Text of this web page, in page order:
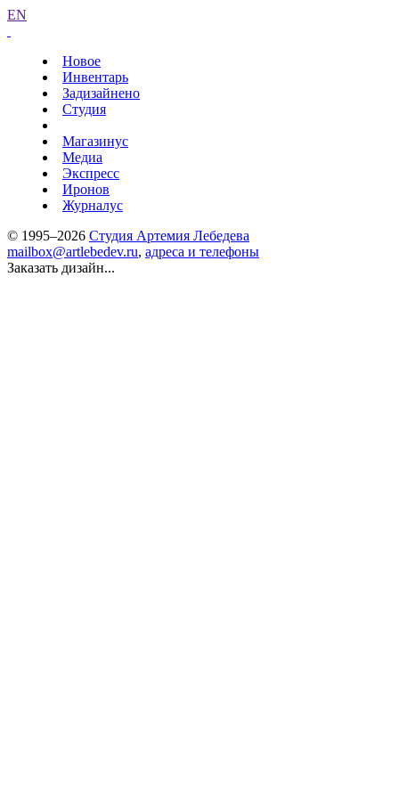
EN
Новое
Инвентарь
Задизайнено
Студия
Магазинус
Медиа
Экспресс
Иронов
Журналус
© 1995–2026 Студия Артемия Лебедева
mailbox@artlebedev.ru, адреса и телефоны
Заказать дизайн...